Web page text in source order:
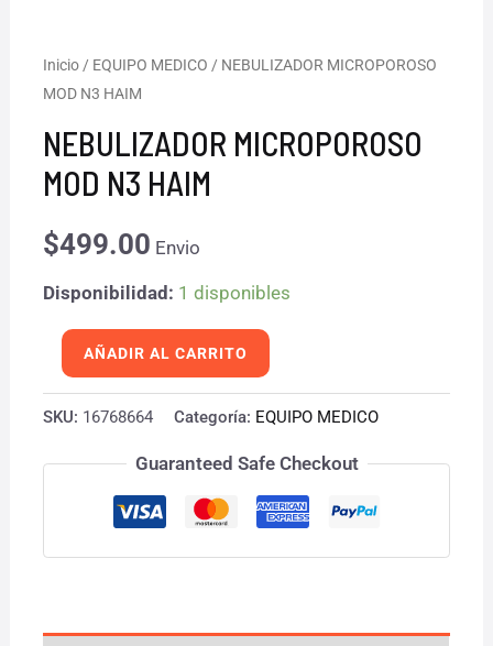
Inicio / EQUIPO MEDICO / NEBULIZADOR MICROPOROSO
MOD N3 HAIM
NEBULIZADOR MICROPOROSO
MOD N3 HAIM
$499.00 Envio
Disponibilidad: 1 disponibles
NEBULIZADOR
MICROPOROSO
MOD
N3
HAIM
cantidad
AÑADIR AL CARRITO
SKU: 16768664 Categoría: EQUIPO MEDICO
Guaranteed Safe Checkout